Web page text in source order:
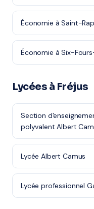
Économie à Saint-
Économie à Six-
Lycées à Fréjus
Section
polyvalent Albert
Lycée Albert Camus
Lycée professionnel